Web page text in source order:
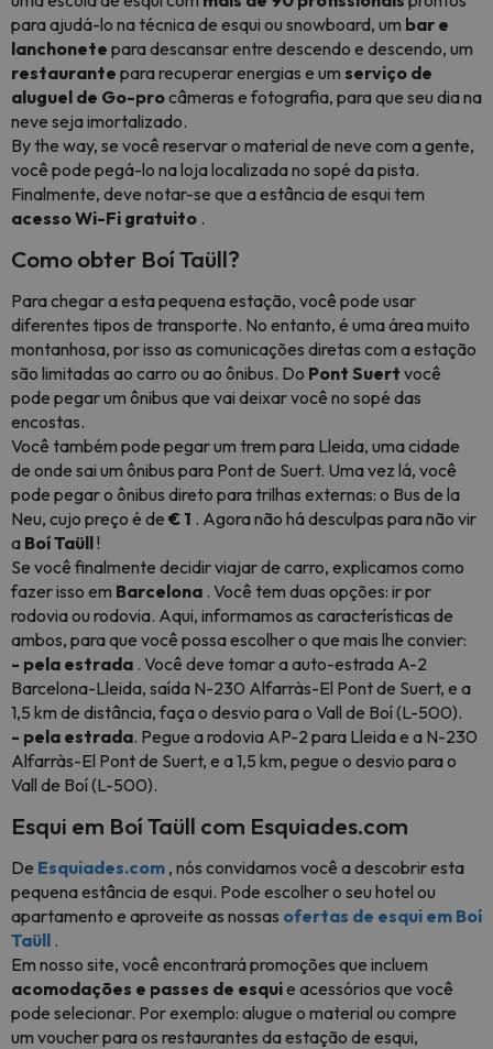
para ajudá-lo na técnica de esqui ou snowboard, um bar e
lanchonete para descansar entre descendo e descendo, um
restaurante para recuperar energias e um serviço de
aluguel de Go-procâmeras e fotografia, para que seu dia na
neve seja imortalizado.
By the way, se você reservar o material de neve com a gente,
você pode pegá-lo na loja localizada no sopé da pista.
Finalmente, deve notar-se que a estância de esqui tem
acesso Wi-Fi gratuito .
Como obter Boí Taüll?
Para chegar a esta pequena estação, você pode usar
diferentes tipos de transporte. No entanto, é uma área muito
montanhosa, por isso as comunicações diretas com a estação
são limitadas ao carro ou ao ônibus. Do Pont Suert você
pode pegar um ônibus que vai deixar você no sopé das
encostas.
Você também pode pegar um trem para Lleida, uma cidade
de onde sai um ônibus para Pont de Suert. Uma vez lá, você
pode pegar o ônibus direto para trilhas externas: o Bus de la
Neu, cujo preço é de € 1 . Agora não há desculpas para não vir
a Boí Taüll!
Se você finalmente decidir viajar de carro, explicamos como
fazer isso em Barcelona . Você tem duas opções: ir por
rodovia ou rodovia. Aqui, informamos as características de
ambos, para que você possa escolher o que mais lhe convier:
- pela estrada . Você deve tomar a auto-estrada A-2
Barcelona-Lleida, saída N-230 Alfarràs-El Pont de Suert, e a
1,5 km de distância, faça o desvio para o Vall de Boí (L-500).
- pela estrada. Pegue a rodovia AP-2 para Lleida e a N-230
Alfarràs-El Pont de Suert, e a 1,5 km, pegue o desvio para o
Vall de Boí (L-500).
Esqui em Boí Taüll com Esquiades.com
De Esquiades.com , nós convidamos você a descobrir esta
pequena estância de esqui. Pode escolher o seu hotel ou
apartamento e aproveite as nossas ofertas de esqui em Boí
Taüll .
Em nosso site, você encontrará promoções que incluem
acomodações e passes de esquie acessórios que você
pode selecionar. Por exemplo: alugue o material ou compre
um voucher para os restaurantes da estação de esqui,